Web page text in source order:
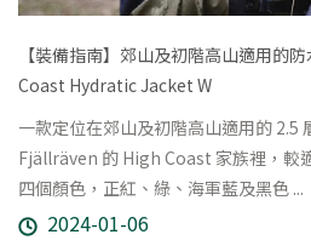
【裝備指南】郊山及初階高山適用的
Coast Hydratic Jacket W
一款定位在郊山及初階高山適用的 2.5
Fjällräven 的 High Coast 家族裡，較
四個顏色，正紅、綠、海軍藍及黑色 ...
2024-01-06